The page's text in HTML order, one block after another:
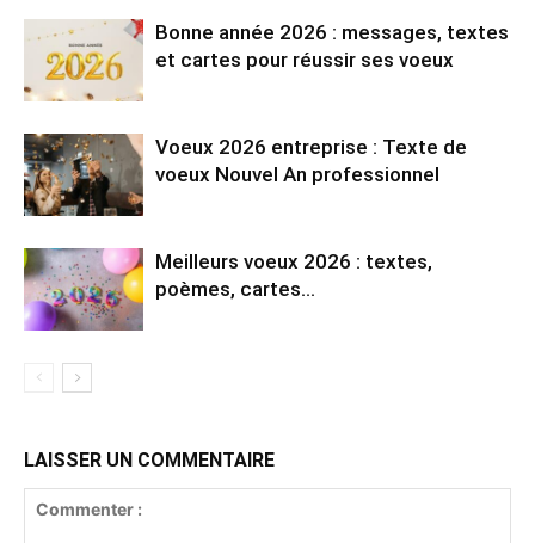
Bonne année 2026 : messages, textes
et cartes pour réussir ses voeux
Voeux 2026 entreprise : Texte de
voeux Nouvel An professionnel
Meilleurs voeux 2026 : textes,
poèmes, cartes…
LAISSER UN COMMENTAIRE